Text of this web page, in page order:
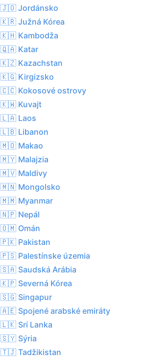
🇯🇴 Jordánsko
🇰🇷 Južná Kórea
🇰🇭 Kambodža
🇶🇦 Katar
🇰🇿 Kazachstan
🇰🇬 Kirgizsko
🇨🇨 Kokosové ostrovy
🇰🇼 Kuvajt
🇱🇦 Laos
🇱🇧 Libanon
🇲🇴 Makao
🇲🇾 Malajzia
🇲🇻 Maldivy
🇲🇳 Mongolsko
🇲🇲 Myanmar
🇳🇵 Nepál
🇴🇲 Omán
🇵🇰 Pakistan
🇵🇸 Palestínske územia
🇸🇦 Saudská Arábia
🇰🇵 Severná Kórea
🇸🇬 Singapur
🇦🇪 Spojené arabské emiráty
🇱🇰 Srí Lanka
🇸🇾 Sýria
🇹🇯 Tadžikistan